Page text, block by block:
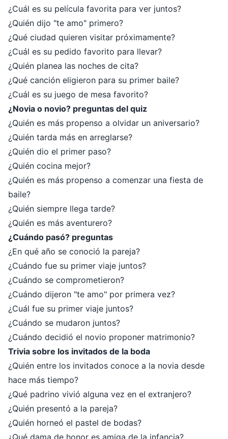
¿Cuál es su película favorita para ver juntos?
¿Quién dijo "te amo" primero?
¿Qué ciudad quieren visitar próximamente?
¿Cuál es su pedido favorito para llevar?
¿Quién planea las noches de cita?
¿Qué canción eligieron para su primer baile?
¿Cuál es su juego de mesa favorito?
¿Novia o novio? preguntas del quiz
¿Quién es más propenso a olvidar un aniversario?
¿Quién tarda más en arreglarse?
¿Quién dio el primer paso?
¿Quién cocina mejor?
¿Quién es más propenso a comenzar una fiesta de
baile?
¿Quién siempre llega tarde?
¿Quién es más aventurero?
¿Cuándo pasó? preguntas
¿En qué año se conoció la pareja?
¿Cuándo fue su primer viaje juntos?
¿Cuándo se comprometieron?
¿Cuándo dijeron "te amo" por primera vez?
¿Cuál fue su primer viaje juntos?
¿Cuándo se mudaron juntos?
¿Cuándo decidió el novio proponer matrimonio?
Trivia sobre los invitados de la boda
¿Quién entre los invitados conoce a la novia desde
hace más tiempo?
¿Qué padrino vivió alguna vez en el extranjero?
¿Quién presentó a la pareja?
¿Quién horneó el pastel de bodas?
¿Qué dama de honor es amiga de la infancia?